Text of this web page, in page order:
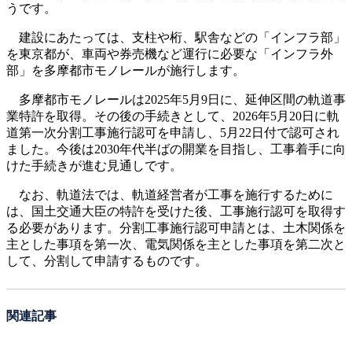
うです。
建設にあたっては、支柱や桁、駅舎などの「インフラ部」
を東京都が、車両や券売機など運行に必要な「インフラ外
部」を多摩都市モノレールが施行します。
多摩都市モノレールは2025年5月9日に、延伸区間の軌道事
業特許を取得。その後の手続きとして、2026年5月20日に軌
道第一次分割工事施行認可を申請し、5月22日付で認可され
ました。今後は2030年代半ばの開業を目指し、工事着手に向
けた手続きが進む見通しです。
なお、軌道法では、軌道経営者が工事を施行するために
は、国土交通大臣の特許を受けた後、工事施行認可を取得す
る必要があります。分割工事施行認可申請とは、土木関係を
主とした事項を第一次、電気関係を主とした事項を第二次と
して、分割して申請するものです。
関連記事